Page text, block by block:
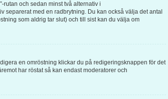
rutan och sedan minst två alternativ i
separerat med en radbrytning. Du kan också välja det antal
som aldrig tar slut) och till sist kan du välja om
en omröstning klickar du på redigeringsknappen för det
har röstat så kan endast moderatorer och